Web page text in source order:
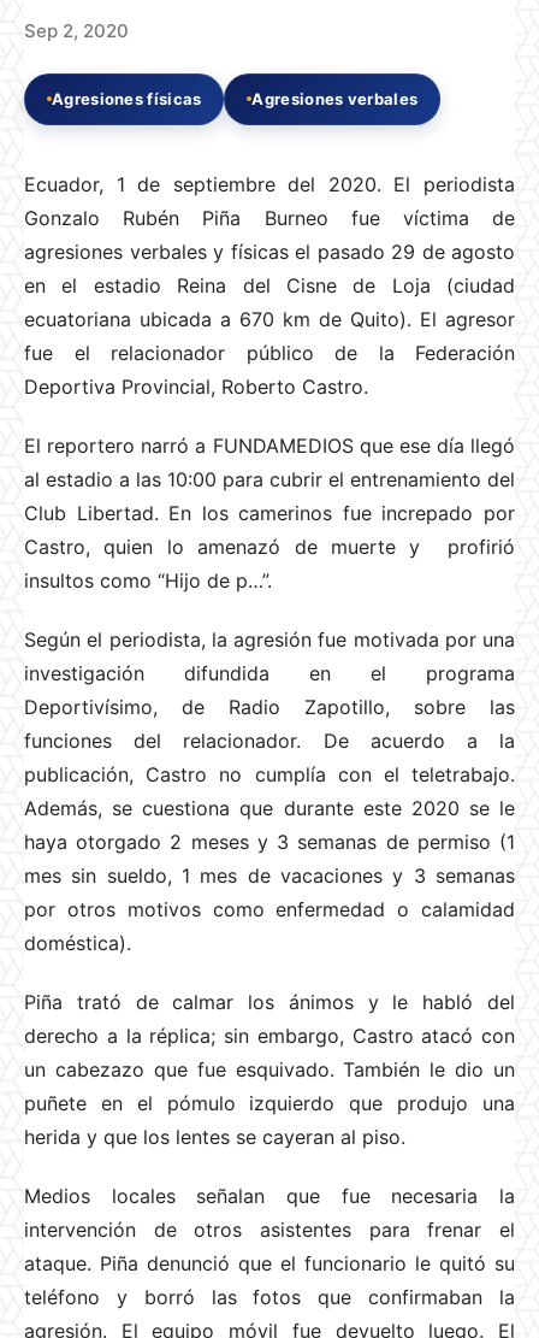
Sep 2, 2020
Agresiones físicas Agresiones verbales
Ecuador, 1 de septiembre del 2020. El periodista
Gonzalo Rubén Piña Burneo fue víctima de
agresiones verbales y físicas el pasado 29 de agosto
en el estadio Reina del Cisne de Loja (ciudad
ecuatoriana ubicada a 670 km de Quito). El agresor
fue el relacionador público de la Federación
Deportiva Provincial, Roberto Castro.
El reportero narró a FUNDAMEDIOS que ese día llegó
al estadio a las 10:00 para cubrir el entrenamiento del
Club Libertad. En los camerinos fue increpado por
Castro, quien lo amenazó de muerte y profirió
insultos como “Hijo de p…”.
Según el periodista, la agresión fue motivada por una
investigación difundida en el programa
Deportivísimo, de Radio Zapotillo, sobre las
funciones del relacionador. De acuerdo a la
publicación, Castro no cumplía con el teletrabajo.
Además, se cuestiona que durante este 2020 se le
haya otorgado 2 meses y 3 semanas de permiso (1
mes sin sueldo, 1 mes de vacaciones y 3 semanas
por otros motivos como enfermedad o calamidad
doméstica).
Piña trató de calmar los ánimos y le habló del
derecho a la réplica; sin embargo, Castro atacó con
un cabezazo que fue esquivado. También le dio un
puñete en el pómulo izquierdo que produjo una
herida y que los lentes se cayeran al piso.
Medios locales señalan que fue necesaria la
intervención de otros asistentes para frenar el
ataque. Piña denunció que el funcionario le quitó su
teléfono y borró las fotos que confirmaban la
agresión. El equipo móvil fue devuelto luego. El